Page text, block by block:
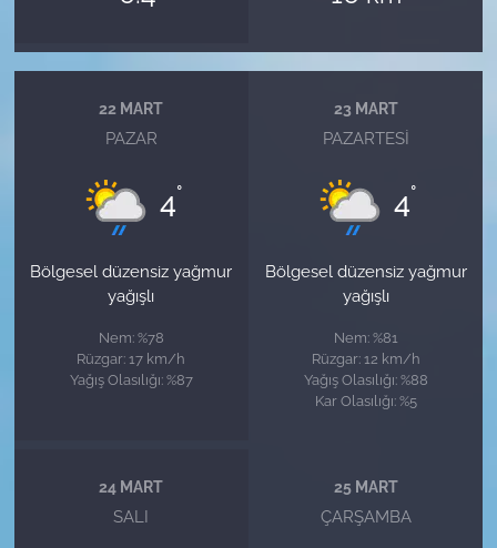
22 MART
PAZAR
4°
Bölgesel düzensiz yağmur
yağışlı
Nem: %78
Rüzgar: 17 km/h
Yağış Olasılığı: %87
23 MART
PAZARTESI
4°
Bölgesel düzensiz yağmur
yağışlı
Nem: %81
Rüzgar: 12 km/h
Yağış Olasılığı: %88
Kar Olasılığı: %5
24 MART
SALI
25 MART
ÇARŞAMBA